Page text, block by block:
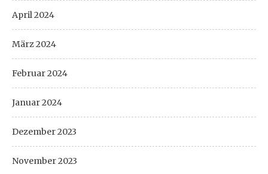
April 2024
März 2024
Februar 2024
Januar 2024
Dezember 2023
November 2023